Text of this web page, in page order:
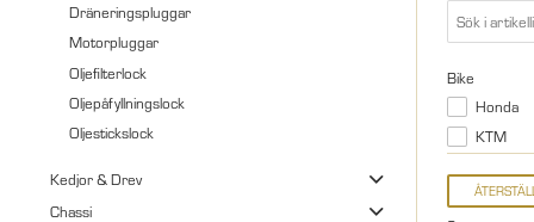
Dräneringspluggar
Motorpluggar
Oljefilterlock
Oljepåfyllningslock
Oljestickslock
Kedjor & Drev
Chassi
Bike
Honda
KTM